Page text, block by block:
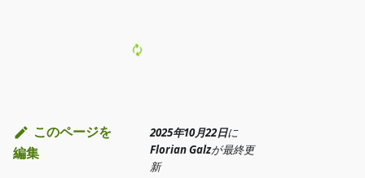
このページを
編集
2025年10月22日に
Florian Galzが最終更
新